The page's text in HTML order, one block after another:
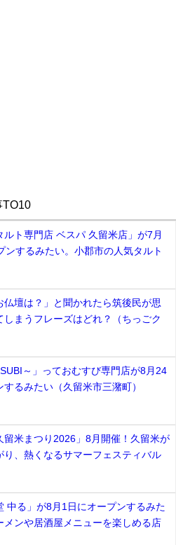
TO10
ルト専門店 ベスパ 久留米店」が7月
ンするみたい。小郡市の人気タルト
仏壇は？」と聞かれたら筑後民が思
しまうフレーズはどれ？（ちっごク
～」っておむすび専門店が8月24
するみたい（久留米市三潴町）
留米まつり2026」8月開催！久留米が
り、熱くなるサマーフェスティバル
中る」が8月1日にオープンするみた
メンや居酒屋メニューを楽しめる店